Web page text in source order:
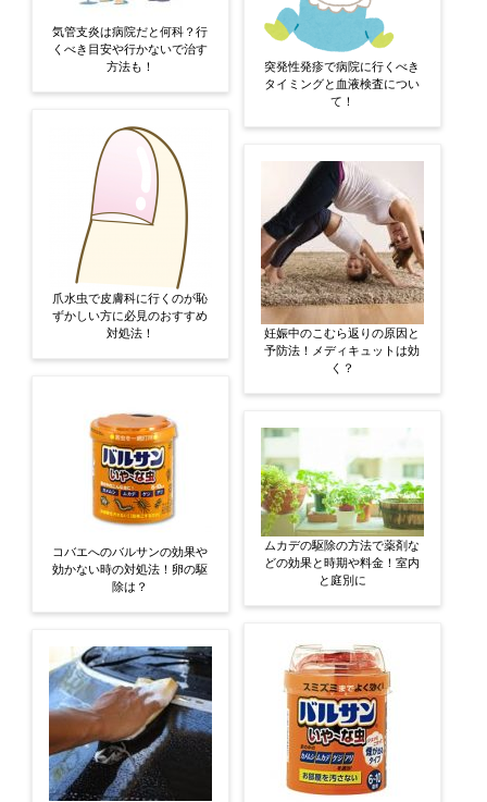
気管支炎は病院だと何科？行
くべき目安や行かないで治す
方法も！
爪水虫で皮膚科に行くのが恥
ずかしい方に必見のおすすめ
対処法！
コバエへのバルサンの効果や
効かない時の対処法！卵の駆
除は？
突発性発疹で病院に行くべき
タイミングと血液検査につい
て！
妊娠中のこむら返りの原因と
予防法！メディキュットは効
く？
ムカデの駆除の方法で薬剤な
どの効果と時期や料金！室内
と庭別に